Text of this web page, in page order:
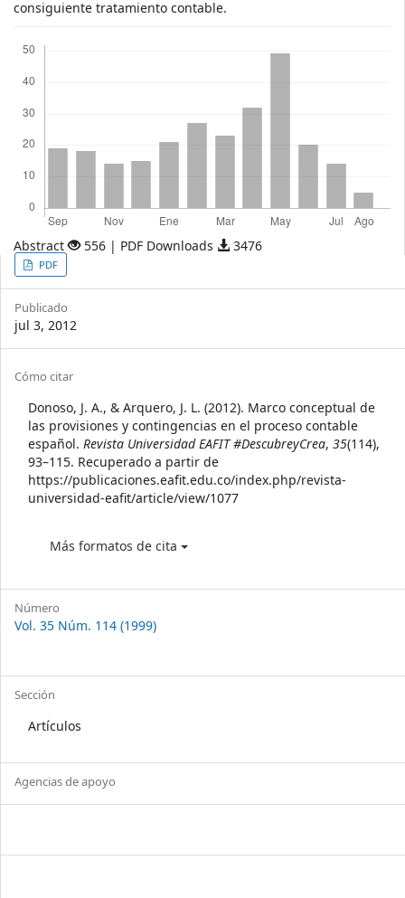
consiguiente tratamiento contable.
Abstract 556 | PDF Downloads 3476
Article
Sidebar
PDF
Publicado
jul 3, 2012
Article
Details
Cómo citar
Donoso, J. A., & Arquero, J. L. (2012). Marco conceptual de
las provisiones y contingencias en el proceso contable
español. Revista Universidad EAFIT #DescubreyCrea, 35(114),
93–115. Recuperado a partir de
https://publicaciones.eafit.edu.co/index.php/revista-
universidad-eafit/article/view/1077
Más formatos de cita
Número
Vol. 35 Núm. 114 (1999)
Sección
Artículos
Agencias de apoyo